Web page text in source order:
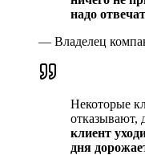
надо
— Владелец
Некоторые
отказывают,
клиент
дня